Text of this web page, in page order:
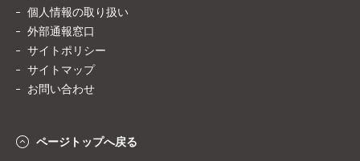
個人情報の取り扱い
外部通報窓口
サイトポリシー
サイトマップ
お問い合わせ
ページトップへ戻る